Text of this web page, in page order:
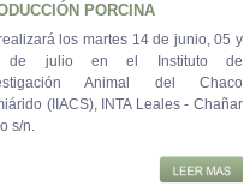
PORCINA
los martes 14 de junio, 05 y
de julio en el Instituto de
Animal del Chaco
(IIACS), INTA Leales - Chañar
s/n.